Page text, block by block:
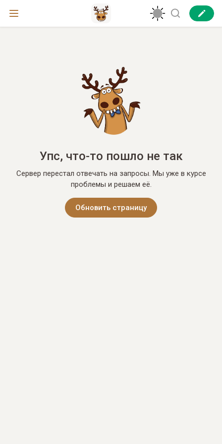
Упс, что-то пошло не так
Сервер перестал отвечать на запросы. Мы уже в курсе
проблемы и решаем её.
Обновить страницу